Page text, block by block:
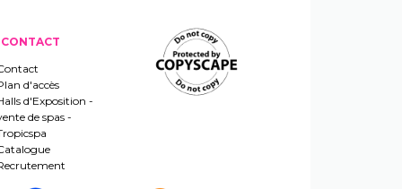
CONTACT
d'accès
d'Exposition -
de spas -